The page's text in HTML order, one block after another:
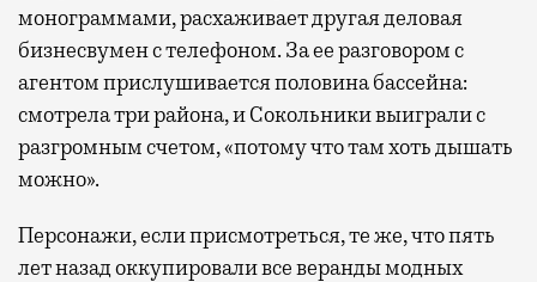
монограммами, расхаживает другая деловая
бизнесвумен с телефоном. За ее разговором с
агентом прислушивается половина бассейна:
смотрела три района, и Сокольники выиграли с
разгромным счетом, «потому что там хоть дышать
можно».
Персонажи, если присмотреться, те же, что пять
лет назад оккупировали все веранды модных